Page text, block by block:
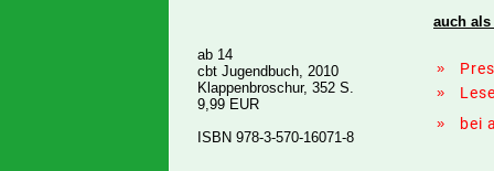
auch
ab 14
cbt Jugendbuch, 2010
Klappenbroschur, 352 S.
9,99 EUR
ISBN 978-3-570-16071-8
»
»
» bei